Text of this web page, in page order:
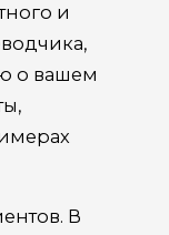
и
о вашем
В